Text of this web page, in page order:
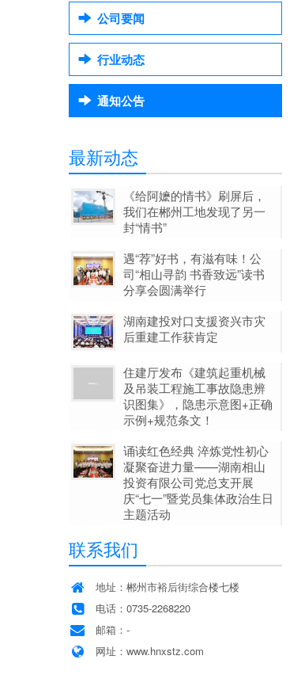
公司要闻
行业动态
通知公告
最新动态
《给阿嬷的情书》刷屏后，
我们在郴州工地发现了另一
封“情书”
遇“荐”好书，有滋有味！公
司“相山寻韵 书香致远”读书
分享会圆满举行
湖南建投对口支援资兴市灾
后重建工作获肯定
住建厅发布《建筑起重机械
及吊装工程施工事故隐患辨
识图集》，隐患示意图+正确
示例+规范条文！
诵读红色经典 淬炼党性初心
凝聚奋进力量——湖南相山
投资有限公司党总支开展
庆“七一”暨党员集体政治生日
主题活动
联系我们
地址：郴州市裕后街综合楼七楼
电话：0735-2268220
邮箱：-
网址：www.hnxstz.com